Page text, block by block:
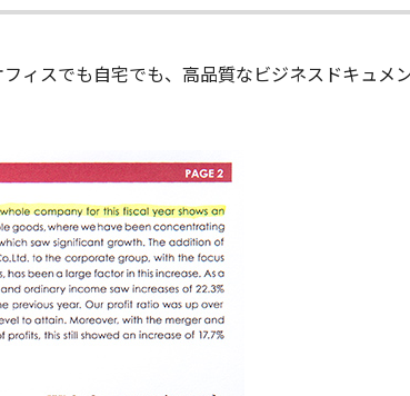
ィスでも自宅でも、高品質なビジネスドキュメ